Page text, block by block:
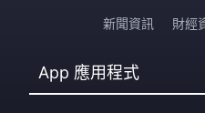
新聞資訊 財經
App 應用程式